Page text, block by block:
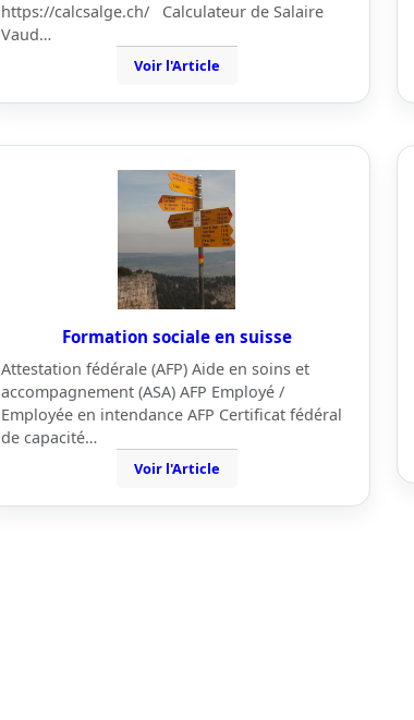
https://calcsalge.ch/ Calculateur de Salaire
Vaud…
Voir l'Article
Formation sociale en suisse
Attestation fédérale (AFP) Aide en soins et
accompagnement (ASA) AFP Employé /
Employée en intendance AFP Certificat fédéral
de capacité…
Voir l'Article